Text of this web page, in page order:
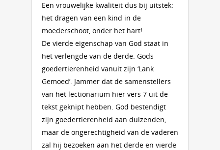
Een vrouwelijke kwaliteit dus bij uitstek:
het dragen van een kind in de
moederschoot, onder het hart!
De vierde eigenschap van God staat in
het verlengde van de derde. Gods
goedertierenheid vanuit zijn ‘Lank
Gemoed’. Jammer dat de samenstellers
van het lectionarium hier vers 7 uit de
tekst geknipt hebben. God bestendigt
zijn goedertierenheid aan duizenden,
maar de ongerechtigheid van de vaderen
zal hij bezoeken aan het derde en vierde